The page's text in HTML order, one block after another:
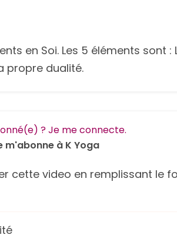
Soi. Les 5 éléments sont :
propre dualité.
? Je me connecte.
m'abonne à K Yoga
cette video en remplissant le